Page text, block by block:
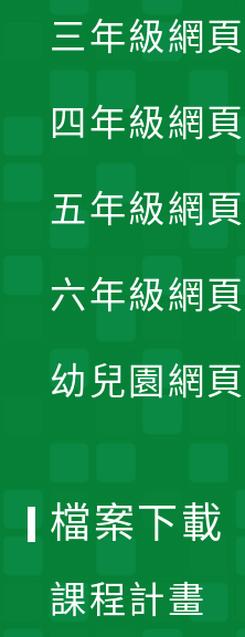
三年級網頁
四年級網頁
五年級網頁
六年級網頁
幼兒園網頁
檔案下載
課程計畫